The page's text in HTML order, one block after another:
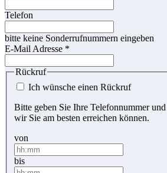
Telefon
bitte keine Sonderrufnummern eingeben
E-Mail Adresse *
Rückruf
Ich wünsche einen Rückruf
Bitte geben Sie Ihre Telefonnummer
wir Sie am besten erreichen können.
von
bis